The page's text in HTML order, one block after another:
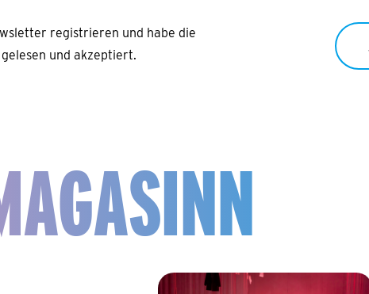
registrieren und habe die
gelesen und akzeptiert.
LE SIÈCLE DE LUCIA